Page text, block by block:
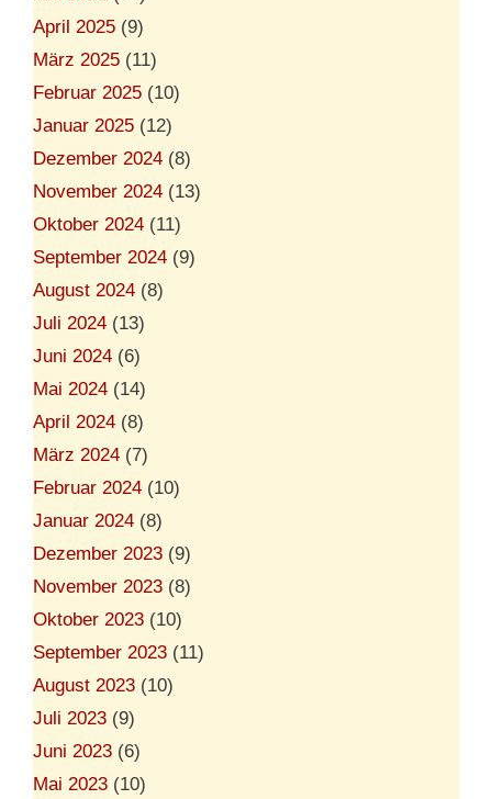
April 2025 (9)
März 2025 (11)
Februar 2025 (10)
Januar 2025 (12)
Dezember 2024 (8)
November 2024 (13)
Oktober 2024 (11)
September 2024 (9)
August 2024 (8)
Juli 2024 (13)
Juni 2024 (6)
Mai 2024 (14)
April 2024 (8)
März 2024 (7)
Februar 2024 (10)
Januar 2024 (8)
Dezember 2023 (9)
November 2023 (8)
Oktober 2023 (10)
September 2023 (11)
August 2023 (10)
Juli 2023 (9)
Juni 2023 (6)
Mai 2023 (10)